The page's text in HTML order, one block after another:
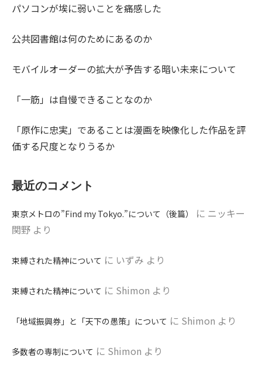
パソコンが埃に弱いことを痛感した
公共図書館は何のためにあるのか
モバイルオーダーの拡大が予告する暗い未来について
「一筋」は自慢できることなのか
「原作に忠実」であることは漫画を映像化した作品を評
価する尺度となりうるか
最近のコメント
東京メトロの”Find my Tokyo.”について（後篇） に ニッキー
関野 より
束縛された精神について に いずみ より
束縛された精神について に Shimon より
「地域振興券」と「天下の愚策」について に Shimon より
多数者の専制について に Shimon より